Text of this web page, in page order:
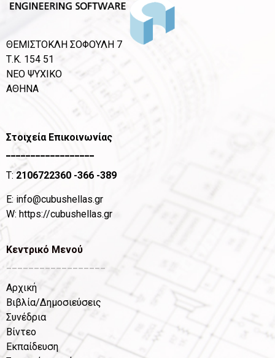
ΘΕΜΙΣΤΟΚΛΗ ΣΟΦΟΥΛΗ 7
Τ.Κ. 154 51
ΝΕΟ ΨΥΧΙΚΟ
ΑΘΗΝΑ
Στοιχεία Επικοινωνίας
__________________
T:2106722360 -366 -389
Ε: info@cubushellas.gr
W: https://cubushellas.gr
Κεντρικό Μενού
Αρχική
Βιβλία/Δημοσιεύσεις
Συνέδρια
Βίντεο
Εκπαίδευση